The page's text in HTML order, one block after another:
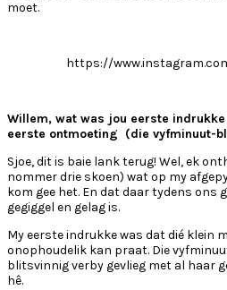
moet.
https://
Willem, wat was jou eerste
eerste ontmoeting (die vyfminuut-
Sjoe, dit is baie lank terug! Wel, ek
nommer drie skoen) wat op my
kom gee het. En dat daar tydens ons
gegiggel en gelag is.
My eerste indrukke was dat dié klein
onophoudelik kan praat. Die
blitsvinnig verby gevlieg met al haar
hê.